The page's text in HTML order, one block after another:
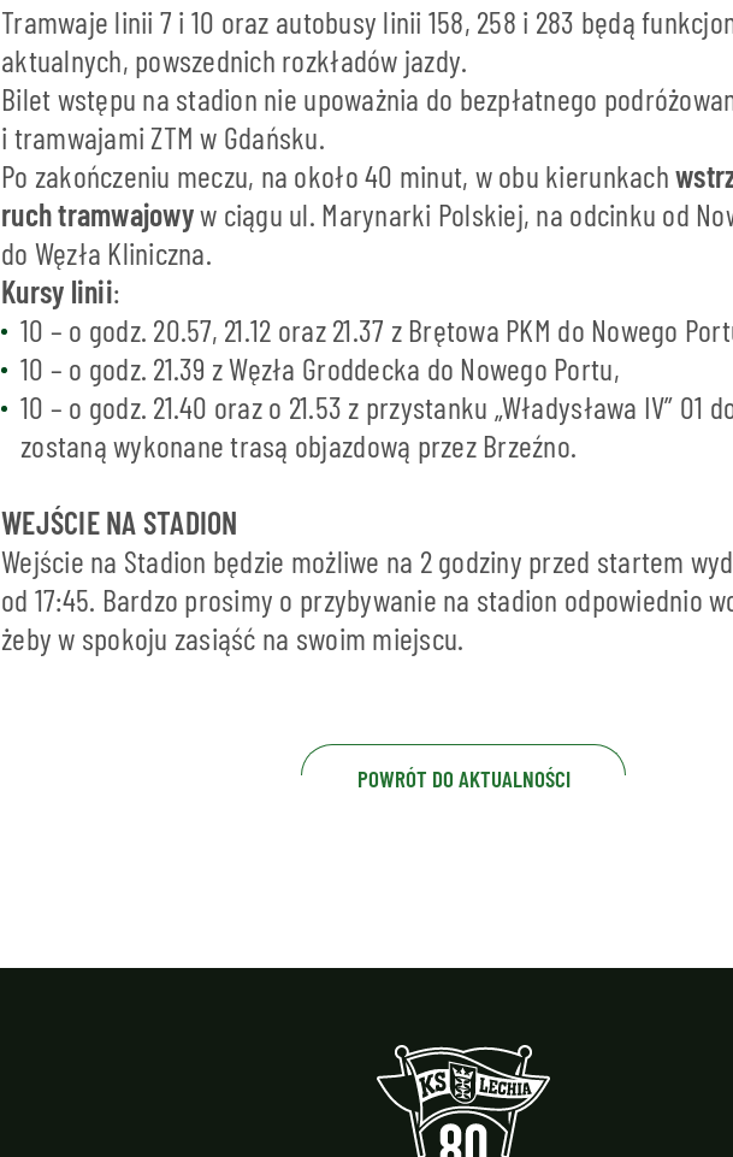
Tramwaje linii 7 i 10 oraz autobusy linii 158, 258 i 283 będą
aktualnych, powszednich rozkładów jazdy.
Bilet wstępu na stadion nie upoważnia do bezpłatnego
i tramwajami ZTM w Gdańsku.
Po zakończeniu meczu, na około 40 minut, w obu kierunkach
ruch tramwajowyw ciągu ul. Marynarki Polskiej, na odcinku od
do Węzła Kliniczna.
Kursy linii:
10 – o godz. 20.57, 21.12 oraz 21.37 z Brętowa PKM do Nowego
10 – o godz. 21.39 z Węzła Groddecka do Nowego Portu,
10 – o godz. 21.40 oraz o 21.53 z przystanku „Władysława IV” 01
zostaną wykonane trasą objazdową przez Brzeźno.
WEJŚCIE NA STADION
Wejście na Stadion będzie możliwe na 2 godziny przed startem
od 17:45. Bardzo prosimy o przybywanie na stadion odpowiednio
żeby w spokoju zasiąść na swoim miejscu.
POWRÓT DO AKTUALNOŚCI